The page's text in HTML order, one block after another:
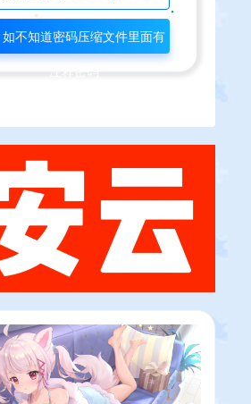
如不知道密码压缩文件里面有